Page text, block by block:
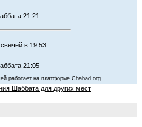
21:21
в 19:53
21:05
работает на платформе Chabad.org
Шаббата для других мест